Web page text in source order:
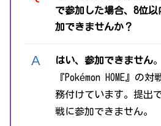
で参加した場合、8位
加できませんか？
はい、参加できません
『Pokémon HOME』の
務付けています。提出
戦に参加できません。